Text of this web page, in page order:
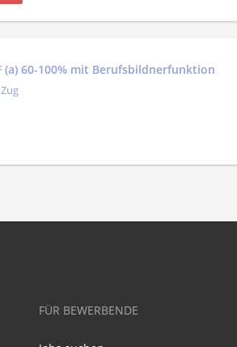
60-100% mit Berufsbildnerfunktion
FÜR BEWERBENDE